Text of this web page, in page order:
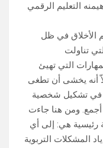
التعليم الرقمي
الأخلاق في ظل
تناولت
التي تهيئ
أنه يخشى أن تطغى
في تشكيل شخصية
أجمع. ومن هنا جاءت
رئيسية هي: إلى أي
المشكلات التربوية